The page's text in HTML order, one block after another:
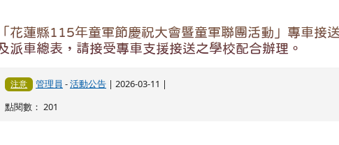
「花蓮縣115年童軍節慶祝大會暨童軍聯團活動」專車接
派車總表，請接受專車支援接送之學校配合辦理。
注意 管理員 -活動公告| 2026-03-11 |
點閱數： 201